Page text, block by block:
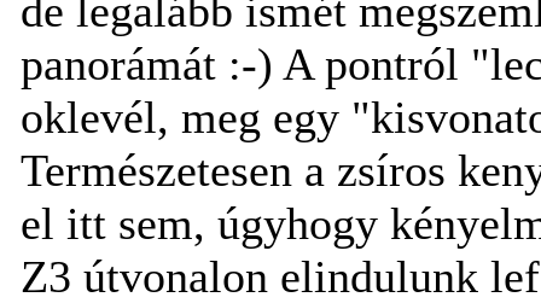
de legalább ismét
panorámát :-) A pontról
oklevél, meg egy
Természetesen a zsíros
el itt sem, úgyhogy
Z3 útvonalon elindulunk